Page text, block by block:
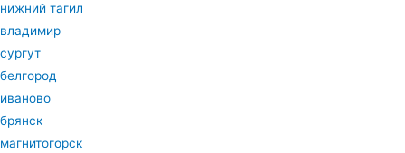
нижний тагил
владимир
сургут
белгород
иваново
брянск
магнитогорск